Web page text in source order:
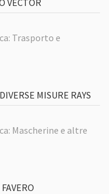
VECTOR
Trasporto e
MISURE RAYS
Mascherine e altre